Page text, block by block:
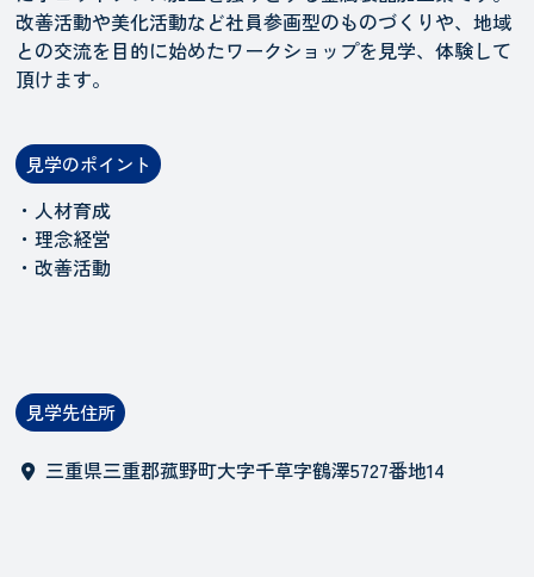
改善活動や美化活動など社員参画型のものづくりや、地域
との交流を目的に始めたワークショップを見学、体験して
頂けます。
見学のポイント
・人材育成
・理念経営
・改善活動
見学先住所
三重県三重郡菰野町大字千草字鶴澤5727番地14